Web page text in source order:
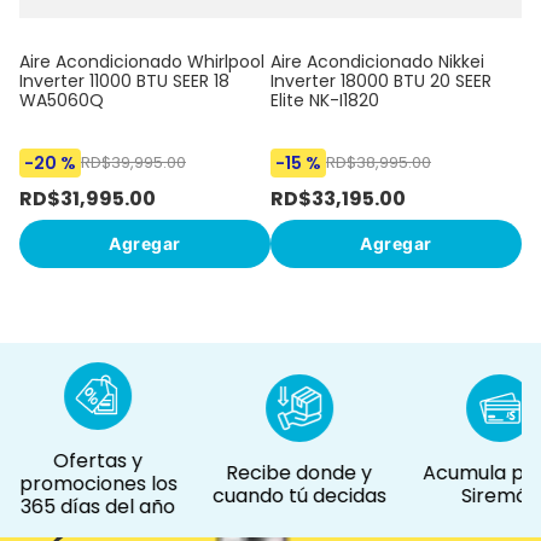
Aire Acondicionado Whirlpool
Inverter 11000 BTU SEER 18
WA5060Q
-20 % RD$39,995.00
RD$31,995.00
Agregar
Aire Acondicionado Nikkei
Inverter 18000 BTU 20 SEER
Elite NK-I1820
-15 % RD$38,995.00
RD$33,195.00
Agregar
Ofertas y
promociones los
365 días del año
Recibe donde y
cuando tú decidas
Acumula
Siremás